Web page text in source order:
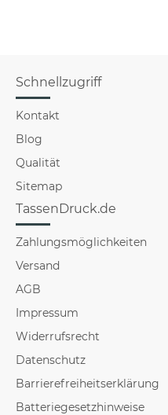
Schnellzugriff
Kontakt
Blog
Qualität
Sitemap
TassenDruck.de
Zahlungsmöglichkeiten
Versand
AGB
Impressum
Widerrufsrecht
Datenschutz
Barrierefreiheitserklärung
Batteriegesetzhinweise